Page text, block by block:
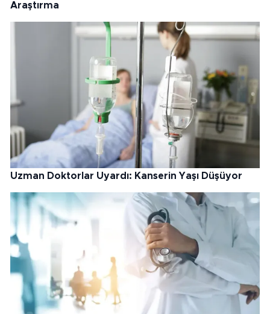
Araştırma
Uzman Doktorlar Uyardı: Kanserin Yaşı Düşüyor